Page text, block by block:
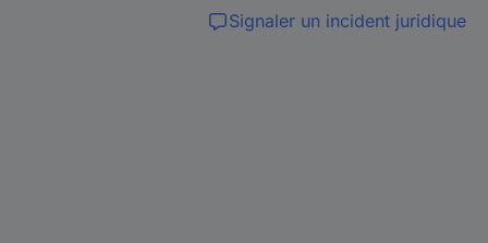
Signaler un incident juridique